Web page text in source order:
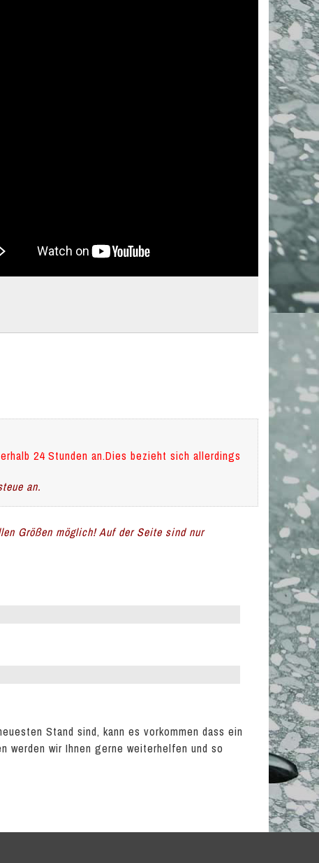
24 Stunden an.Dies bezieht sich allerdings
an.
Größen möglich! Auf der Seite sind nur
Stand sind, kann es vorkommen dass ein
wir Ihnen gerne weiterhelfen und so